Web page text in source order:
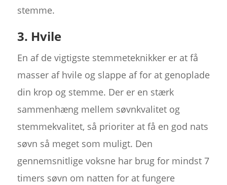
stemme.
3. Hvile
En af de vigtigste stemmeteknikker er at få
masser af hvile og slappe af for at genoplade
din krop og stemme. Der er en stærk
sammenhæng mellem søvnkvalitet og
stemmekvalitet, så prioriter at få en god nats
søvn så meget som muligt. Den
gennemsnitlige voksne har brug for mindst 7
timers søvn om natten for at fungere